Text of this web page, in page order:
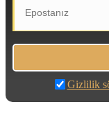
Gizlilik